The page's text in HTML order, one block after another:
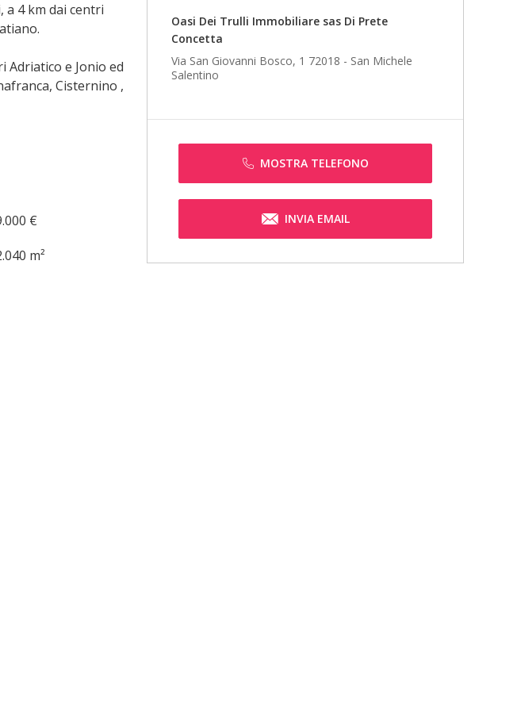
Oasi Dei Trulli Immobiliare sas Di Prete
Concetta
Via San Giovanni Bosco, 1 72018 - San Michele
Salentino
MOSTRA TELEFONO
INVIA EMAIL
4 km dai centri
Adriatico e Jonio ed
Cisternino ,
€
m²